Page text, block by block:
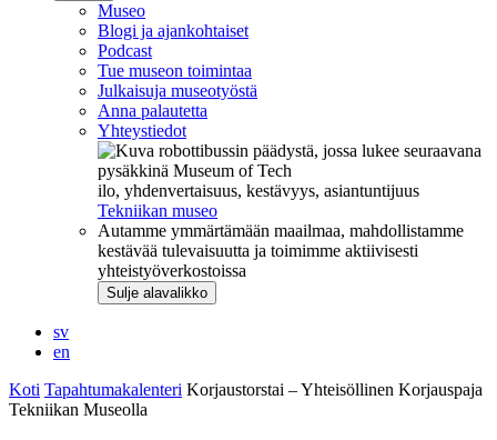
Museo
Blogi ja ajankohtaiset
Podcast
Tue museon toimintaa
Julkaisuja museotyöstä
Anna palautetta
Yhteystiedot
ilo, yhdenvertaisuus, kestävyys, asiantuntijuus
Tekniikan museo
Autamme ymmärtämään maailmaa, mahdollistamme
kestävää tulevaisuutta ja toimimme aktiivisesti
yhteistyöverkostoissa
Sulje alavalikko
sv
en
Koti Tapahtumakalenteri Korjaustorstai – Yhteisöllinen Korjauspaja
Tekniikan Museolla